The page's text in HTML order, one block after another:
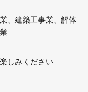
、建築工事業、解体
しみください